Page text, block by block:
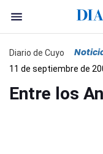
Diario de Cuyo
11 de septiembre de
Entre los